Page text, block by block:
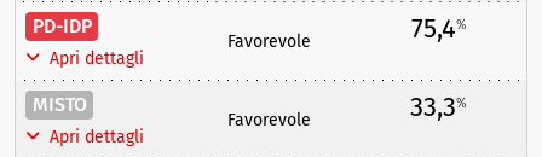
PD-IDP
Apri dettagli
Favorevole 75,4%
MISTO
Apri dettagli
Favorevole 33,3%